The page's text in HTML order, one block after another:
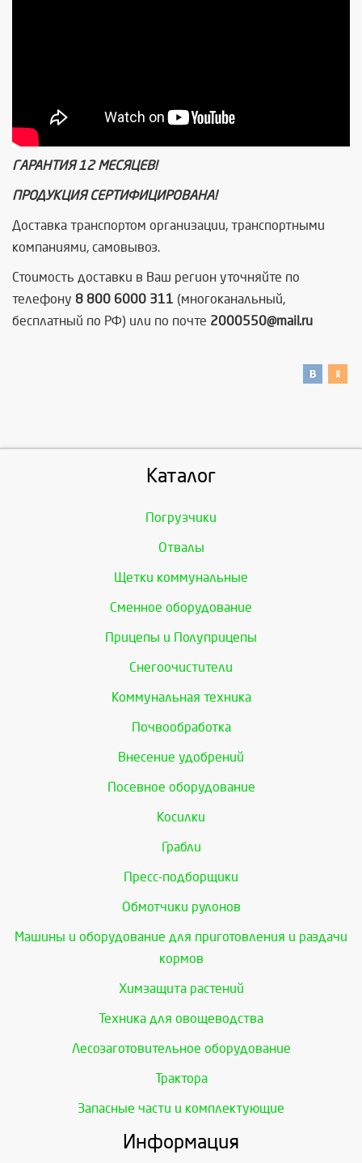
ГАРАНТИЯ 12 МЕСЯЦЕВ!
ПРОДУКЦИЯ СЕРТИФИЦИРОВАНА!
Доставка транспортом организации, транспортными
компаниями, самовывоз.
Стоимость доставки в Ваш регион уточняйте по
телефону 8 800 6000 311 (многоканальный,
бесплатный по РФ) или по почте 2000550@mail.ru
Каталог
Погрузчики
Отвалы
Щетки коммунальные
Сменное оборудование
Прицепы и Полуприцепы
Снегоочистители
Коммунальная техника
Почвообработка
Внесение удобрений
Посевное оборудование
Косилки
Грабли
Пресс-подборщики
Обмотчики рулонов
Машины и оборудование для приготовления и раздачи
кормов
Химзащита растений
Техника для овощеводства
Лесозаготовительное оборудование
Трактора
Запасные части и комплектующие
Информация